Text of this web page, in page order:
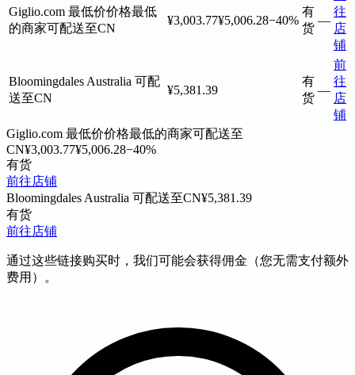
Giglio.com 最低价价格最低
的商家可配送至CN
¥3,003.77¥5,006.28−40%
有
货
—
往
店
铺
Bloomingdales Australia 可配
送至CN
¥5,381.39
有
货
—
前
往
店
铺
Giglio.com 最低价价格最低的商家可配送至
CN¥3,003.77¥5,006.28−40%
有货
前往店铺
Bloomingdales Australia 可配送至CN¥5,381.39
有货
前往店铺
通过这些链接购买时，我们可能会获得佣金（您无需支付额外
费用）。